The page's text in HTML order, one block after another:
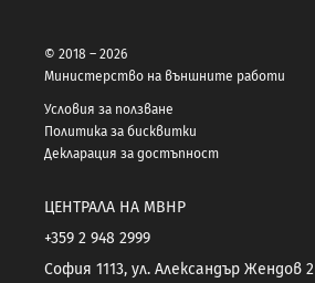
© 2018 – 2026
Министерство на външните работи
Условия за ползване
Политика за бисквитки
Декларация за достъпност
ЦЕНТРАЛА НА МВНР
+359 2 948 2999
София 1113, ул. Александър Жендов 2